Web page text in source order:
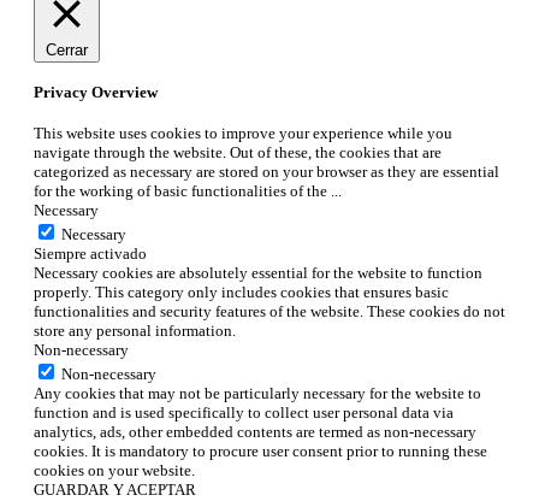
Cerrar
Privacy Overview
This website uses cookies to improve your experience while you
navigate through the website. Out of these, the cookies that are
categorized as necessary are stored on your browser as they are essential
for the working of basic functionalities of the ...
Necessary
Necessary
Siempre activado
Necessary cookies are absolutely essential for the website to function
properly. This category only includes cookies that ensures basic
functionalities and security features of the website. These cookies do not
store any personal information.
Non-necessary
Non-necessary
Any cookies that may not be particularly necessary for the website to
function and is used specifically to collect user personal data via
analytics, ads, other embedded contents are termed as non-necessary
cookies. It is mandatory to procure user consent prior to running these
cookies on your website.
GUARDAR Y ACEPTAR